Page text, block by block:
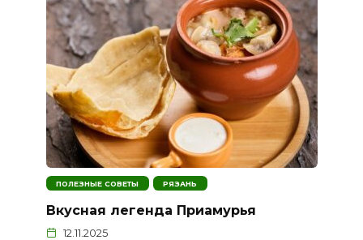
ПОЛЕЗНЫЕ СОВЕТЫ РЯЗАНЬ
Вкусная легенда Приамурья
12.11.2025